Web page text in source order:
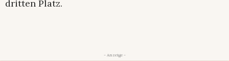
dritten Platz.
- Anzeige -